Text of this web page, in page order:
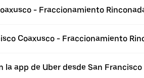
- Fraccionamiento
Coaxusco - Fraccionamiento
app de Uber desde San Francisco